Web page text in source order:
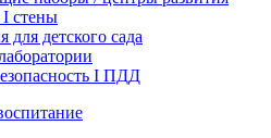
стены
для детского сада
I ПДД